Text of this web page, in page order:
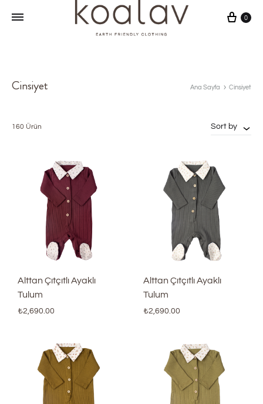
Sepet
0
Cinsiyet Ana Sayfa Cinsiyet
160 Ürün Sort by
Alttan Çıtçıtlı Ayaklı
Tulum
₺2,690.00
Alttan Çıtçıtlı Ayaklı
Tulum
₺2,690.00